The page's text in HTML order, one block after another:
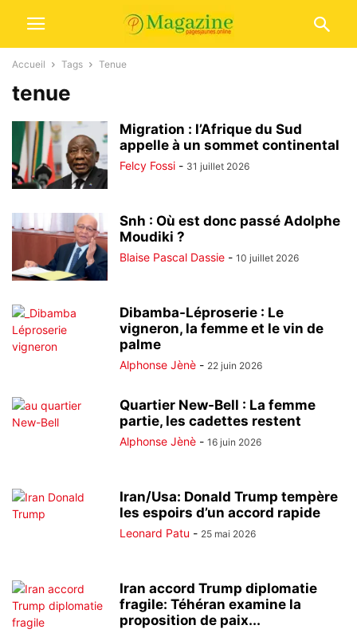
Accueil Tags Tenue
tenue
Migration : l’Afrique du Sud
appelle à un sommet continental
Felcy Fossi - 31 juillet 2026
Snh : Où est donc passé Adolphe
Moudiki ?
Blaise Pascal Dassie - 10 juillet 2026
Dibamba-Léproserie : Le
vigneron, la femme et le vin de
palme
Alphonse Jènè - 22 juin 2026
Quartier New-Bell : La femme
partie, les cadettes restent
Alphonse Jènè - 16 juin 2026
Iran/Usa: Donald Trump tempère
les espoirs d’un accord rapide
Leonard Patu - 25 mai 2026
Iran accord Trump diplomatie
fragile: Téhéran examine la
proposition de paix...